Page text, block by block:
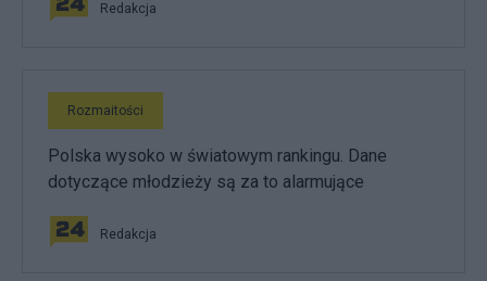
Redakcja
Rozmaitości
Polska wysoko w światowym rankingu. Dane
dotyczące młodzieży są za to alarmujące
Redakcja